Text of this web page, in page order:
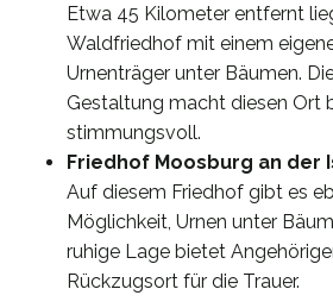
Etwa 45 Kilometer entfernt
Waldfriedhof mit einem
Urnenträger unter Bäumen.
Gestaltung macht diesen Ort
stimmungsvoll.
Friedhof Moosburg an der
Auf diesem Friedhof gibt es
Möglichkeit, Urnen unter
ruhige Lage bietet
Rückzugsort für die Trauer.